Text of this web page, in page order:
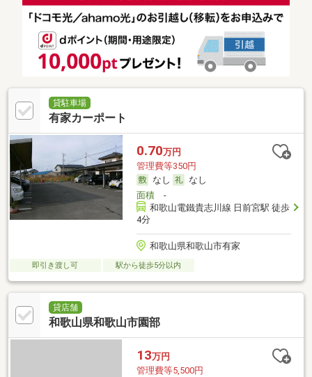
貸駐車場
有家カーポート
0.70万円
管理費等350円
なし
なし
面積-
和歌山電鐵貴志川線 日前宮駅 徒歩
4分
和歌山県和歌山市有家
即引き渡し可 駅から徒歩5分以内
貸店舗
和歌山県和歌山市園部
13万円
管理費等5,500円